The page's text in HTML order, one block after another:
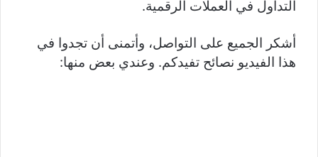
التداول في العملات الرقمية.
أشكر الجميع على التواصل، وأتمنى أن تجدوا في
هذا الفيديو نصائح تفيدكم. وعندي بعض منها: